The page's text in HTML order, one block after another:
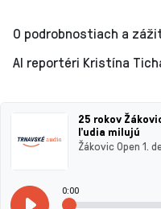
O podrobnostiach a
AI reportéri Kristína
25 rokov
ľudia milujú
Žákovic Open 1.
0:00